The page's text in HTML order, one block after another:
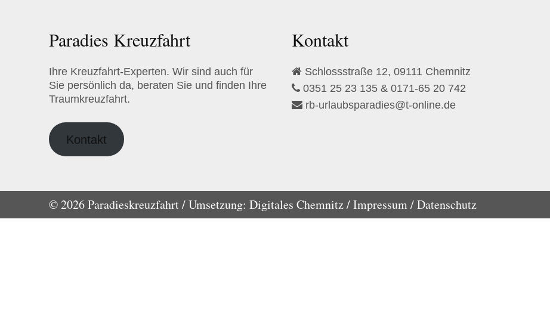
Paradies Kreuzfahrt
Ihre Kreuzfahrt-Experten. Wir sind auch für
Sie persönlich da, beraten Sie und finden Ihre
Traumkreuzfahrt.
Kontakt
Kontakt
Schlossstraße 12, 09111 Chemnitz
0351 25 23 135 & 0171-65 20 742
rb-urlaubsparadies@t-online.de
© 2026 Paradieskreuzfahrt / Umsetzung: Digitales Chemnitz /Impressum /Datenschutz